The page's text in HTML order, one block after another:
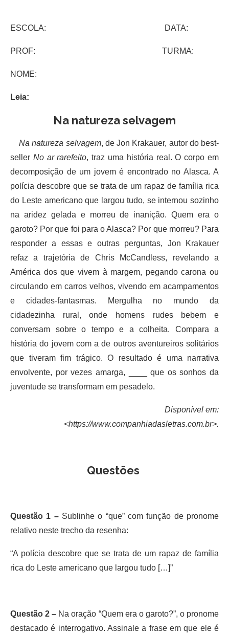
ESCOLA: DATA:
PROF: TURMA:
NOME:
Leia:
Na natureza selvagem
Na natureza selvagem, de Jon Krakauer, autor do best-
seller No ar rarefeito, traz uma história real. O corpo em
decomposição de um jovem é encontrado no Alasca. A
polícia descobre que se trata de um rapaz de família rica
do Leste americano que largou tudo, se internou sozinho
na aridez gelada e morreu de inanição. Quem era o
garoto? Por que foi para o Alasca? Por que morreu? Para
responder a essas e outras perguntas, Jon Krakauer
refaz a trajetória de Chris McCandless, revelando a
América dos que vivem à margem, pegando carona ou
circulando em carros velhos, vivendo em acampamentos
e cidades-fantasmas. Mergulha no mundo da
cidadezinha rural, onde homens rudes bebem e
conversam sobre o tempo e a colheita. Compara a
história do jovem com a de outros aventureiros solitários
que tiveram fim trágico. O resultado é uma narrativa
envolvente, por vezes amarga, ____ que os sonhos da
juventude se transformam em pesadelo.
Disponível em:
<https://www.companhiadasletras.com.br>.
Questões
Questão 1 – Sublinhe o “que” com função de pronome
relativo neste trecho da resenha:
“A polícia descobre que se trata de um rapaz de família
rica do Leste americano que largou tudo […]”
Questão 2 – Na oração “Quem era o garoto?”, o pronome
destacado é interrogativo. Assinale a frase em que ele é